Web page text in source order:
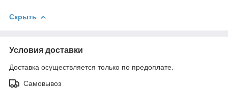
Скрыть
Условия доставки
Доставка осуществляется только по предоплате.
Самовывоз